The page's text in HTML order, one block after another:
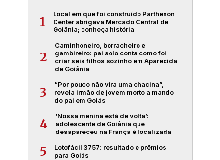
1
Local em que foi construído Parthenon
Center abrigava Mercado Central de
Goiânia; conheça história
2
Caminhoneiro, borracheiro e
gambireiro: pai solo conta como foi
criar seis filhos sozinho em Aparecida
de Goiânia
3
“Por pouco não vira uma chacina”,
revela irmão de jovem morto a mando
do pai em Goiás
4
‘Nossa menina está de volta’:
adolescente de Goiânia que
desapareceu na França é localizada
5
Lotofácil 3757: resultado e prêmios
para Goiás